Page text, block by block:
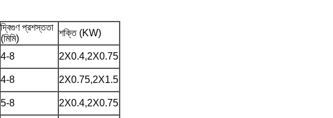
দ্বিগুণ প্রশস্ততা
(মিমি)
শক্তি (KW)
4-8
2X0.4,2X0.75
4-8
2X0.75,2X1.5
5-8
2X0.4,2X0.75